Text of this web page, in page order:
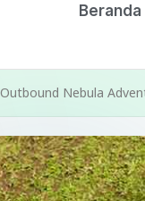
Beranda
Nebula